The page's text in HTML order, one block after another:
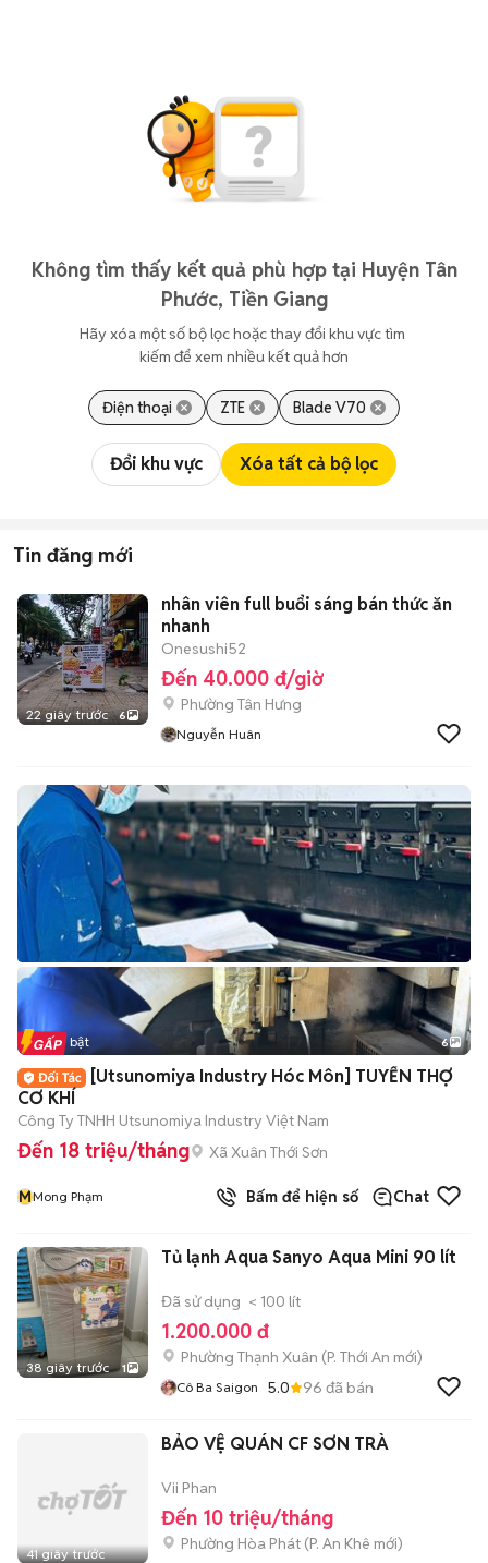
Không tìm thấy kết quả phù hợp tại Huyện Tân
Phước, Tiền Giang
Hãy xóa một số bộ lọc hoặc thay đổi khu vực tìm
kiếm để xem nhiều kết quả hơn
Điện thoại ZTE Blade V70
Đổi khu vực Xóa tất cả bộ lọc
Tin đăng mới
22 giây trước 6
nhân viên full buổi sáng bán thức ăn
nhanh
Onesushi52
Đến 40.000 đ/giờ
Phường Tân Hưng
Nguyễn Huân
+2
Tin nổi bật 6
[Utsunomiya Industry Hóc Môn] TUYỂN THỢ
CƠ KHÍ
Công Ty TNHH Utsunomiya Industry Việt Nam
Đến 18 triệu/tháng Xã Xuân Thới Sơn
MMong Phạm Bấm để hiện số Chat
38 giây trước 1
Tủ lạnh Aqua Sanyo Aqua Mini 90 lít
Đã sử dụng < 100 lít
1.200.000 đ
Phường Thạnh Xuân (P. Thới An mới)
Cô Ba Saigon 5.0 96 đã bán
41 giây trước
BẢO VỆ QUÁN CF SƠN TRÀ
Vii Phan
Đến 10 triệu/tháng
Phường Hòa Phát (P. An Khê mới)